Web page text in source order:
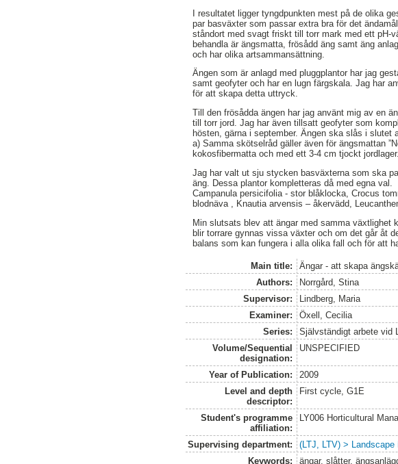
I resultatet ligger tyngdpunkten mest på de olika
par basväxter som passar extra bra för det
ståndort med svagt friskt till torr mark med ett pH-
behandla är ängsmatta, frösådd äng samt äng
och har olika artsammansättning.
Ängen som är anlagd med pluggplantor har jag
samt geofyter och har en lugn färgskala. Jag har
för att skapa detta uttryck.
Till den frösådda ängen har jag använt mig av en
till torr jord. Jag har även tillsatt geofyter som
hösten, gärna i september. Ängen ska slås i slutet
a) Samma skötselråd gäller även för ängsmattan
kokosfibermatta och med ett 3-4 cm tjockt
Jag har valt ut sju stycken basväxterna som ska
äng. Dessa plantor kompletteras då med egna val.
Campanula persicifolia - stor blåklocka, Crocus
blodnäva , Knautia arvensis – åkervädd,
Min slutsats blev att ängar med samma växtlighet
blir torrare gynnas vissa växter och om det går åt
balans som kan fungera i alla olika fall och för att
Main title:
Ängar - att skapa
Authors:
Norrgård, Stina
Supervisor:
Lindberg, Maria
Examiner:
Öxell, Cecilia
Series:
Självständigt arbete vid
Volume/Sequential
designation:
UNSPECIFIED
Year of Publication:
2009
Level and depth
descriptor:
First cycle, G1E
Student's programme
affiliation:
LY006 Horticultural
Supervising department:
(LTJ, LTV) >
Keywords:
ängar, slåtter,